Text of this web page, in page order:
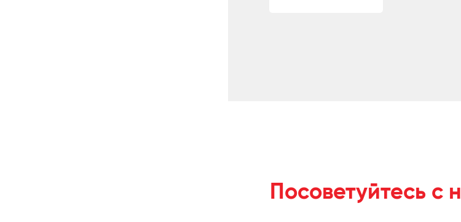
Посоветуйтесь